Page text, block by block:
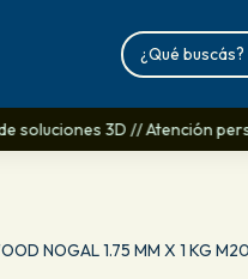
3D // Atención
NOGAL 1.75 MM X 1 KG